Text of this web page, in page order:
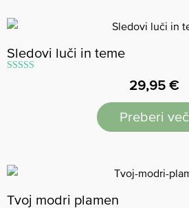
Sledovi luči in teme
29,95 €
Preberi več
Tvoj modri plamen